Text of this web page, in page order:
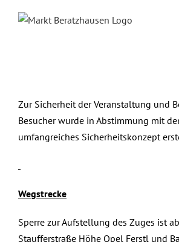
Inhalt
grösseres
Bild
Zur Sicherheit der Veranstaltung und
Besucher wurde in Abstimmung mit
umfangreiches Sicherheitskonzept
Wegstrecke
Sperre zur Aufstellung des Zuges ist
Staufferstraße Höhe Opel Ferstl und